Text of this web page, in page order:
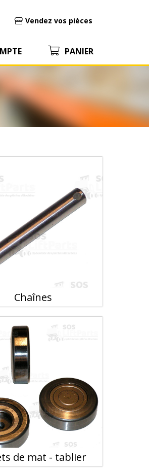
Vendez vos pièces
PANIER
Chaînes
de mat - tablier